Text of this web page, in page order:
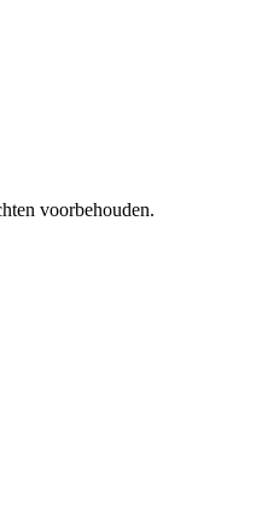
voorbehouden.